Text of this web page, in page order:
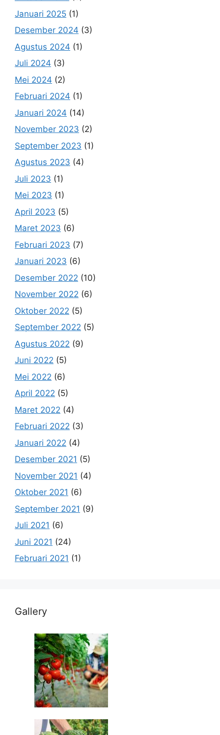
Januari 2025 (1)
Desember 2024 (3)
Agustus 2024 (1)
Juli 2024 (3)
Mei 2024 (2)
Februari 2024 (1)
Januari 2024 (14)
November 2023 (2)
September 2023 (1)
Agustus 2023 (4)
Juli 2023 (1)
Mei 2023 (1)
April 2023 (5)
Maret 2023 (6)
Februari 2023 (7)
Januari 2023 (6)
Desember 2022 (10)
November 2022 (6)
Oktober 2022 (5)
September 2022 (5)
Agustus 2022 (9)
Juni 2022 (5)
Mei 2022 (6)
April 2022 (5)
Maret 2022 (4)
Februari 2022 (3)
Januari 2022 (4)
Desember 2021 (5)
November 2021 (4)
Oktober 2021 (6)
September 2021 (9)
Juli 2021 (6)
Juni 2021 (24)
Februari 2021 (1)
Gallery